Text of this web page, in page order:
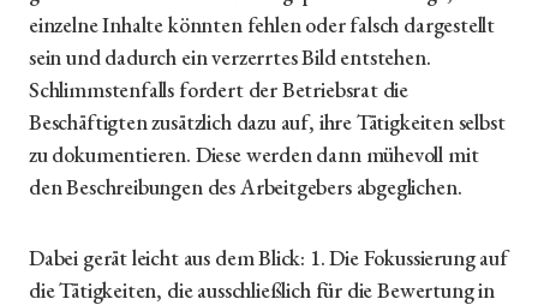
einzelne Inhalte könnten fehlen oder falsch dargestellt
sein und dadurch ein verzerrtes Bild entstehen.
Schlimmstenfalls fordert der Betriebsrat die
Beschäftigten zusätzlich dazu auf, ihre Tätigkeiten selbst
zu dokumentieren. Diese werden dann mühevoll mit
den Beschreibungen des Arbeitgebers abgeglichen.
Dabei gerät leicht aus dem Blick: 1. Die Fokussierung auf
die Tätigkeiten, die ausschließlich für die Bewertung in